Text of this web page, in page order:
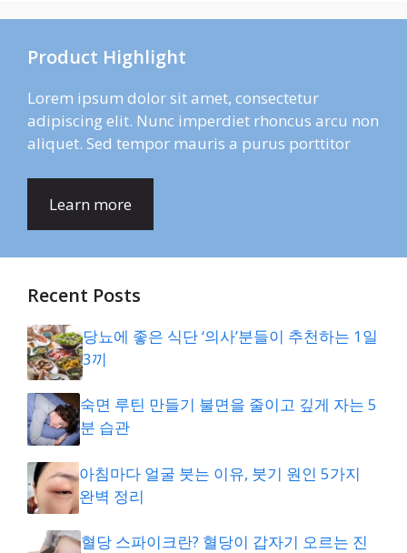
Product Highlight
Lorem ipsum dolor sit amet, consectetur
adipiscing elit. Nunc imperdiet rhoncus arcu non
aliquet. Sed tempor mauris a purus porttitor
Learn more
Recent Posts
당뇨에 좋은 식단 ‘의사’분들이 추천하는 1일
3끼
숙면 루틴 만들기 불면을 줄이고 깊게 자는 5
분 습관
아침마다 얼굴 붓는 이유, 붓기 원인 5가지
완벽 정리
혈당 스파이크란? 혈당이 갑자기 오르는 진